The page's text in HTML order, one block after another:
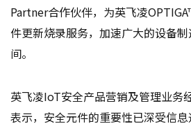
Partner合作伙伴，为英飞凌
件更新烧录服务，加速广大的设备
间。
英飞凌IoT安全产品营销及管理业务
表示，安全元件的重要性已深受信